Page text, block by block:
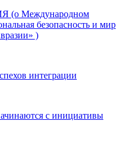
Международном
безопасность и мир
)
интеграции
с инициативы